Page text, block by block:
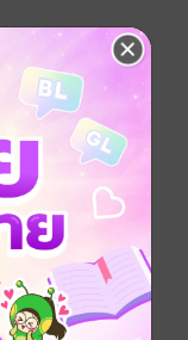
กรและจ้าว
มอาฆาต
าก้องทั่วน่านฟ้า
นอยู่กับศึก